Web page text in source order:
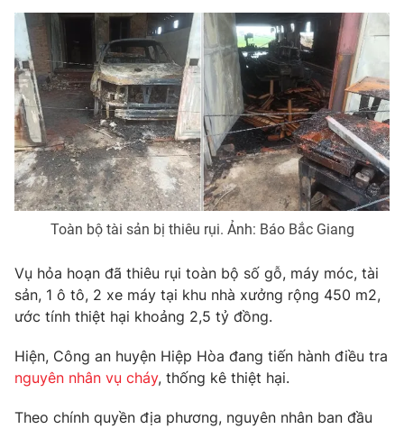
Emagazine Podcast
Photo Infographic
Video Shorts video
VTV Money VTV Thể thao
VTV Sức khoẻ Bất động sản
Thị trường 24h Tấm lòng Việt
VTV9 VTV8
Toàn bộ tài sản bị thiêu rụi. Ảnh: Báo Bắc Giang
Vụ hỏa hoạn đã thiêu rụi toàn bộ số gỗ, máy móc, tài
sản, 1 ô tô, 2 xe máy tại khu nhà xưởng rộng 450 m2,
ước tính thiệt hại khoảng 2,5 tỷ đồng.
Hiện, Công an huyện Hiệp Hòa đang tiến hành điều tra
nguyên nhân vụ cháy, thống kê thiệt hại.
Theo chính quyền địa phương, nguyên nhân ban đầu